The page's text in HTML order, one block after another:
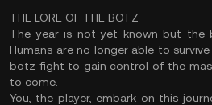
THE LORE OF THE BOTZ
The year is not yet known but the
Humans are no longer able to
botz fight to gain control of the
to come.
You, the player, embark on this